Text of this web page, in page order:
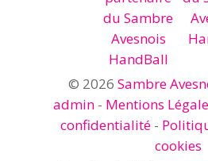
© 2026 Sambre
admin - Mentions
confidentialité-
cookies